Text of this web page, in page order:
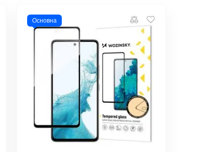
Основна